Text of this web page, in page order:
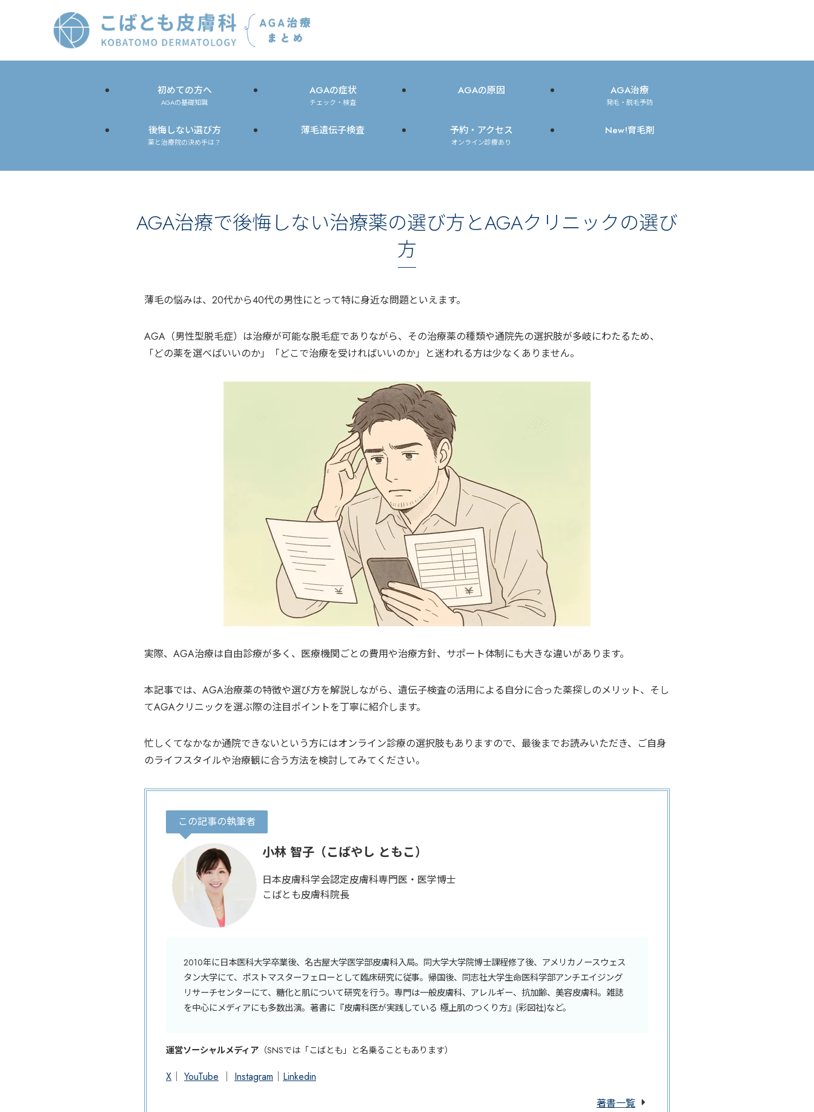
初めての方へ
AGAの基礎知識
AGAの症状
チェック・検査
AGAの原因 AGA治療
発毛・脱毛予防
後悔しない選び方
薬と治療院の決め手は？
薄毛遺伝子検査 予約・アクセス
オンライン診療あり
New!育毛剤
AGA治療で後悔しない治療薬の選び方とAGAクリニックの選び
方
薄毛の悩みは、20代から40代の男性にとって特に身近な問題といえます。
AGA（男性型脱毛症）は治療が可能な脱毛症でありながら、その治療薬の種類や通院先の選択肢が多岐にわたるため、
「どの薬を選べばいいのか」「どこで治療を受ければいいのか」と迷われる方は少なくありません。
実際、AGA治療は自由診療が多く、医療機関ごとの費用や治療方針、サポート体制にも大きな違いがあります。
本記事では、AGA治療薬の特徴や選び方を解説しながら、遺伝子検査の活用による自分に合った薬探しのメリット、そし
てAGAクリニックを選ぶ際の注目ポイントを丁寧に紹介します。
忙しくてなかなか通院できないという方にはオンライン診療の選択肢もありますので、最後までお読みいただき、ご自身
のライフスタイルや治療観に合う方法を検討してみてください。
この記事の執筆者
小林 智子（こばやし ともこ）
日本皮膚科学会認定皮膚科専門医・医学博士
こばとも皮膚科院長
2010年に日本医科大学卒業後、名古屋大学医学部皮膚科入局。同大学大学院博士課程修了後、アメリカノースウェス
タン大学にて、ポストマスターフェローとして臨床研究に従事。帰国後、同志社大学生命医科学部アンチエイジング
リサーチセンターにて、糖化と肌について研究を行う。専門は一般皮膚科、アレルギー、抗加齢、美容皮膚科。雑誌
を中心にメディアにも多数出演。著書に『皮膚科医が実践している 極上肌のつくり方』(彩図社)など。
運営ソーシャルメディア （SNSでは「こばとも」と名乗ることもあります）
X YouTube Instagram
Linkedin
著書一覧